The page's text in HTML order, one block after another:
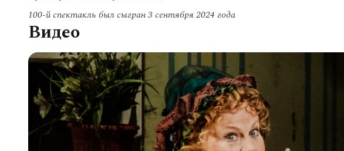
100-й спектакль был сыгран 3 сентября 2024 года
Видео